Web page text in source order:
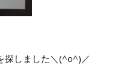
探しました＼(^o^)／